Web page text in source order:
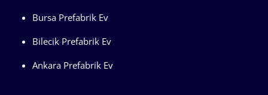
Bursa Prefabrik Ev
Bilecik Prefabrik Ev
Ankara Prefabrik Ev